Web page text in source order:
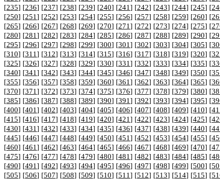
[235] [236] [237] [238] [239] [240] [241] [242] [243] [244] [245] [
[250] [251] [252] [253] [254] [255] [256] [257] [258] [259] [260] [
[265] [266] [267] [268] [269] [270] [271] [272] [273] [274] [275] [
[280] [281] [282] [283] [284] [285] [286] [287] [288] [289] [290] [
[295] [296] [297] [298] [299] [300] [301] [302] [303] [304] [305] [
[310] [311] [312] [313] [314] [315] [316] [317] [318] [319] [320] [
[325] [326] [327] [328] [329] [330] [331] [332] [333] [334] [335] [
[340] [341] [342] [343] [344] [345] [346] [347] [348] [349] [350] [
[355] [356] [357] [358] [359] [360] [361] [362] [363] [364] [365] [
[370] [371] [372] [373] [374] [375] [376] [377] [378] [379] [380] [
[385] [386] [387] [388] [389] [390] [391] [392] [393] [394] [395] [
[400] [401] [402] [403] [404] [405] [406] [407] [408] [409] [410] [
[415] [416] [417] [418] [419] [420] [421] [422] [423] [424] [425] [
[430] [431] [432] [433] [434] [435] [436] [437] [438] [439] [440] [
[445] [446] [447] [448] [449] [450] [451] [452] [453] [454] [455] [
[460] [461] [462] [463] [464] [465] [466] [467] [468] [469] [470] [
[475] [476] [477] [478] [479] [480] [481] [482] [483] [484] [485] [
[490] [491] [492] [493] [494] [495] [496] [497] [498] [499] [500] [
[505] [506] [507] [508] [509] [510] [511] [512] [513] [514] [515] [